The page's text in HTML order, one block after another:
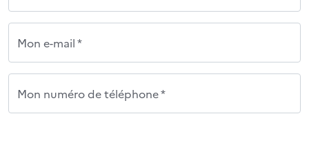
Mon e-mail *
Mon numéro de téléphone *